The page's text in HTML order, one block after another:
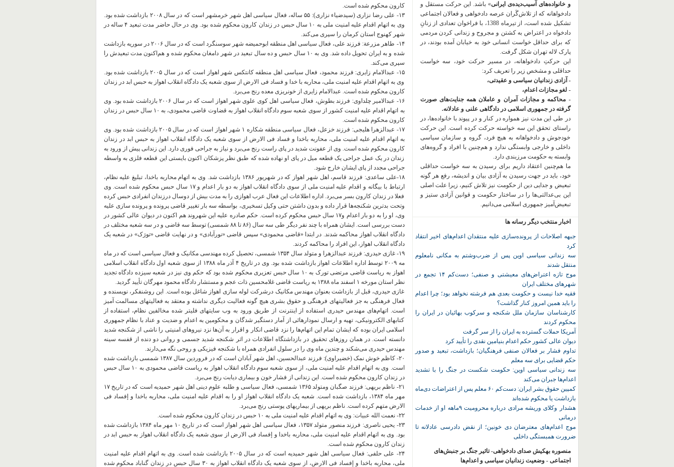
کارون محکوم شده است.
١٣- علی رضا نزاری (سیدضیاء نزاری): ۵۵ ساله، فعال سیاسی اهل شهر خرمشهر است که در سال ۲۰۰۸ بازداشت شده بود.
وی به اتهام اقدام علیه امنیت ملی به ۱۰ سال حبس در زندان کارون محکوم شده بود. وی در حال حاضر مدت تبعید ۴ ساله در
شهر کهنوج استان کرمان را سپری می‌کند.
١۴- طاهر مزرعة: فرزند علی، فعال سیاسی اهل منطقه ابوحمیضه شهر سوسنگرد است که در سال ۲۰۰۶ در سوریه بازداشت
شده و به ایران تحویل داده شد. وی به ۱۰ سال حبس و ده سال تبعید در شهر دامغان محکوم شده و هم‌اکنون مدت تبعیدش را
سپری می‌کند.
١۵- عبدالامام زایری: فرزند محمود، فعال سیاسی اهل منطقه کانتکس شهر اهواز است که در سال ۲۰۰۵ بازداشت شده بود.
وی به اتهام اقدام علیه امنیت ملی، محاربه با خدا و فساد فی الارض از سوی شعبه یک دادگاه انقلاب اهواز به حبس ابد در زندان
کارون محکوم شده است. عبدالامام زایری از خونریزی معده رنج می‌برد.
١۶- عبدالامیر چلداوی: فرزند بطوش، فعال سیاسی اهل کوی علوی شهر اهواز است که در سال ۲۰۰۶ بازداشت شده بود. وی
به اتهام اقدام علیه امنیت کشور از سوی شعبه سوم دادگاه انقلاب اهواز به قضاوت قاضی محمودی، به ۱۰ سال حبس در زندان
کارون محکوم شده است.
١٧- عبدالزهرا هلیجی: فرزند خزعل، فعال سیاسی منطقه شکاره ١ شهر اهواز است که در سال ۲۰۰۵ بازداشت شده بود. وی
به اتهام اقدام علیه امنیت ملی، محاربه باخدا و فساد فی الارض از سوی شعبه یک دادگاه انقلاب اهواز به حبس ابد در زندان
کارون محکوم شده است. وی از عفونت شدید در پای راست رنج می‌برد و نیاز به جراحی فوری دارد. این زندانی پیش از ورود به
زندان در یک عمل جراحی یک قطعه میل در پای او نهاده شده که طبق نظر پزشکان اکنون بایستی این قطعه فلزی به واسطه
جراحی مجدد از پای ایشان خارج شود.
١٨-علی ساعدی: فرزند قاسم، اهل شهر اهواز که در شهریور ۱۳۸۶ بازداشت شد. وی به اتهام محاربه باخدا، تبلیغ علیه نظام،
ارتباط با بیگانه و اقدام علیه امنیت ملی از سوی دادگاه انقلاب اهواز به دو بار اعدام و ١٧ سال حبس محکوم شده است. وی
فعلا در زندان کارون بسر می‌برد. اداره اطلاعات این فعال عرب اهوازی را به مدت بیش از دوسال درزندان انفرادی حبس کرده
وتحت بد‌ترین شکنجه‌ها قرار داده و بدون داشتن حتی وکیل تسخیری، بواسطه سه بار تغییر قاضی پرونده و پرونده سازی علیه
وی، او را به دو بار اعدام و۱۷ سال حبس محکوم کرده است. حکم صادره علیه این شهروند هم اکنون در دیوان عالی کشور در
دست بررسی است. ایشان همراه با چند نفر دیگر طی سه سال (٨۶ تا ٨٨ شمسی) توسط سه قاضی و در سه شعبه مختلف در
دادگاه انقلاب اهواز محاکمه شدند. در ابتدا «قاضی محمودی» سپس قاضی «نورآبادی» و در ‌‌‌‌نهایت قاضی «تورَک» در شعبه یک
دادگاه انقلاب اهواز، این افراد را محاکمه کردند.
١٩- غازی حیدری: فرزند عبدالزهرا و متولد سال ١٣۵۴ شمسی، تحصیل کرده مهندسی مکانیک و فعال سیاسی است که در ماه
مه ٢٠٠٩ توسط اداره اطلاعات اهواز بازداشت شده بود. وی در تاریخ ۴ آذر ماه ١٣٨٨ از سوی شعبه اول دادگاه انقلاب اسلامی
اهواز به ریاست قاضی مرتضى تورک به ١٠ سال حبس تعزیری محکوم شده بود که حکم وی نیز در شعبه سیزده دادگاه تجدید
نظر استان مورخه ۱ اسفند ماه ١٣٨٨ به ریاست قاضی غلامحسین ذات عجم و مستشار دادگاه محمود مهرگان تأیید گردید.
غازی حیدری، قبل از بازداشت بعنوان مهندس مکانیک درشرکت لوله سازی اهواز شاغل بوده است. این روشنفکر، نویسنده و
فعال فرهنگی به جز فعالیتهای فرهنگی و حقوق بشری هیچ گونه فعالیت دیگری نداشته و معتقد به فعالیتهای مسالمت آمیز
است. اتهام‌های مهندس حیدری استفاده از اینترنت از طریق ورود به وب سایتهای فلیتر شده مخالفین نظام، استفاده از
کتابهای الکترونیکی، تهیه و ارسال نمودارهائی از آمار دستگیر شدگان و محکومین به اعدام و ضدیت و عناد با نظام جمهوری
اسلامی ایران بوده که ایشان تمام این اتهام‌ها را نزد قاضی انکار و اقرار به آن‌ها نزد نیروهای امنیتی را ناشی از شکنجه شدید
دانسته است. در‌‌‌‌ همان روزهای تحقیق در بازداشتگاه اطلاعات در اثر شکنجه شدید جسمی و روانی دو دنده از قفسه سینه
مهندس حیدری می‌شکند و چندین ماه وی را در سلول انفرادی همراه با شکنجه فیزیکی و روحی نگه می‌دارند.
۲۰- کاظم خوش نمک (خضیراوی): فرزند عبدالحسین، اهل شهر آبادان است که در فروردین سال ١٣٨٧ شمسی بازداشت شده
است. وی به اتهام اقدام علیه امنیت ملی، از سوی شعبه سوم دادگاه انقلاب اهواز به ریاست قاضی محمودی به ۱۰ سال حبس
در زندان کارون محکوم شده است. این زندانی از فشار خون و بیماری دیابت رنج می‌برد.
٢١- ناظم بریهی: فرزند صگبان ومتولد ۱۳۶۵ شمسی، فعال سیاسی و طلبه علوم دینی اهل شهر حمیدیه است که در تاریخ ۱۷
مهر ماه ١٣٨۴، بازداشت شده است. شعبه یک دادگاه انقلاب اهواز او را به اقدام علیه امنیت ملی، محاربه باخدا و إفساد فی
الارض متهم کرده است. ناظم بریهی از بیماریهای پوستی رنج می‌برد.
٢٢- نعمت الله عبیات: وی به اتهام اقدام علیه امنیت ملی به ١٠ حبس در زندان کارون محکوم شده است.
٢٣- یحیى ناصری: فرزند منصور متولد ١٣۵٧، فعال سیاسی اهل شهر اهواز است که در تاریخ ۱۰ مهر ماه ١٣٨۴ بازداشت شده
بود. وی به اتهام اقدام علیه امنیت ملی، محاربه باخدا و إفساد فی الارض از سوی شعبه یک دادگاه انقلاب اهواز به حبس ابد در
زندان کارون محکوم شده است.
٢۴- علی حلفی: فعال سیاسی اهل شهر حمیدیه است که در سال ۲۰۰۵ بازداشت شده است. وی به اتهام اقدام علیه امنیت
ملی، محاربه باخدا و إفساد فی الارض، از سوی شعبه یک دادگاه انقلاب اهواز به ۳۰ سال حبس در زندان گناباد محکوم شده
و خانواده‌های آسیب‌دیده‌ی ایرانی» باشد. این حرکت مستقل و
دادخواهانه که از تلاش‌گَران عرصه دادخواهی و فعالان اجتماعی
تشکیل شده است، از تیرماه 1388، با فراخوان تعدادی از زنانِ
دادخواه در اعتراض به کشتن و مجروح و زندانی کردن مردمی
که برای حداقل خواست انسانی خود به خیابان آمده بودند، در
پارک لاله تهران شکل گرفت.
این حرکتِ دادخواهانه، در مسیر حرکت خود، سه خواست
حداقلی و مشخص زیر را تعریف کرد:
- آزادی زندانیان سیاسی و عقیدتی،
- لغو مجازات اعدام،
- محاکمه و مجازات آمران و عاملان همه جنایت‌های صورت
گرفته در جمهوری اسلامی در دادگاهی علنی و عادلانه.
در طی این مدت نیز همواره در کنار و در پیوند با خانواده‌ها، در
راستای تحقق این سه خواسته حرکت کرده است. این حرکت
خودجوش و دادخواهانه به هیچ فرد، گروه و سازمان سیاسی
داخلی و خارجی وابستگی ندارد و هم‌چنین با افراد و گروه‌های
وابسته به حکومت مرزبندی دارد.
ما هم‌چنین اعتقاد داریم برای رسیدن به سه خواست حداقلی
خود، باید در جهت رسیدن به آزادی بیان و اندیشه، رفع هر گونه
تبعیض و جدایی دین از حکومت نیز تلاش کنیم، زیرا علت اصلی
این بی‌عدالتی‌ها را در ساختار حکومت و قوانین آزادی ستیز و
تبعیض‌آمیز جمهوری اسلامی می‌دانیم.
اخبار منتخب دیگر رسانه ها
جبهه اصلاحات از پرونده‌سازی علیه منتقدان اعدام‌های اخیر انتقاد
کرد
سه زندانی سیاسی اوین پس از ضرب‌وشتم به مکانی نامعلوم
منتقل شدند
موج تازه اعتراض‌های معیشتی و صنفی؛ دست‌کم ۱۴ تجمع در
شهرهای مختلف ایران
فقیه خدا نیست و حکومت بعدی هم فرشته نخواهد بود؛ چرا اعدام
را باید همین امروز کنار گذاشت؟
کارشناسان سازمان ملل شکنجه و سرکوب بهائیان در ایران را
محکوم کردند
آمریکا حملات گسترده به ایران را از سر گرفت
دیوان عالی کشور حکم اعدام بنیامین نقدی را تأیید کرد
تداوم فشار بر فعالان صنفی فرهنگیان؛ بازداشت، تبعید و صدور
حکم قضایی برای سه معلم
سه زندانی سیاسی اوین: حکومت شکست در جنگ را با تشدید
اعدام‌ها جبران می‌کند
کمپین حقوق بشر ایران: دست‌کم ۶۰ معلم پس از اعتراضات دی‌ماه
بازداشت یا محکوم شده‌اند
هشدار وکلای وریشه مرادی درباره محرومیت ۹ماهه او از خدمات
درمانی
موج اعدام‌های معترضان دی‌ خونین؛ از نقض دادرسی عادلانه تا
ضرورت همبستگی داخلی
منصوره بهکیش صدای دادخواهی- تاثیر جنگ بر جنبش‌های
اجتماعی - وضعیت زندانیان سیاسی و اعدام‌ها